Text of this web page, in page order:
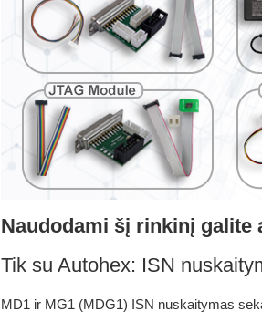
Naudodami šį rinkinį
Tik su Autohex: ISN
MD1 ir MG1 (MDG1) ISN nuskaitymas